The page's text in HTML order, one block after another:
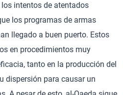
intentos de atentados
los programas de armas
llegado a buen puerto. Estos
en procedimientos muy
tanto en la producción del
dispersión para causar un